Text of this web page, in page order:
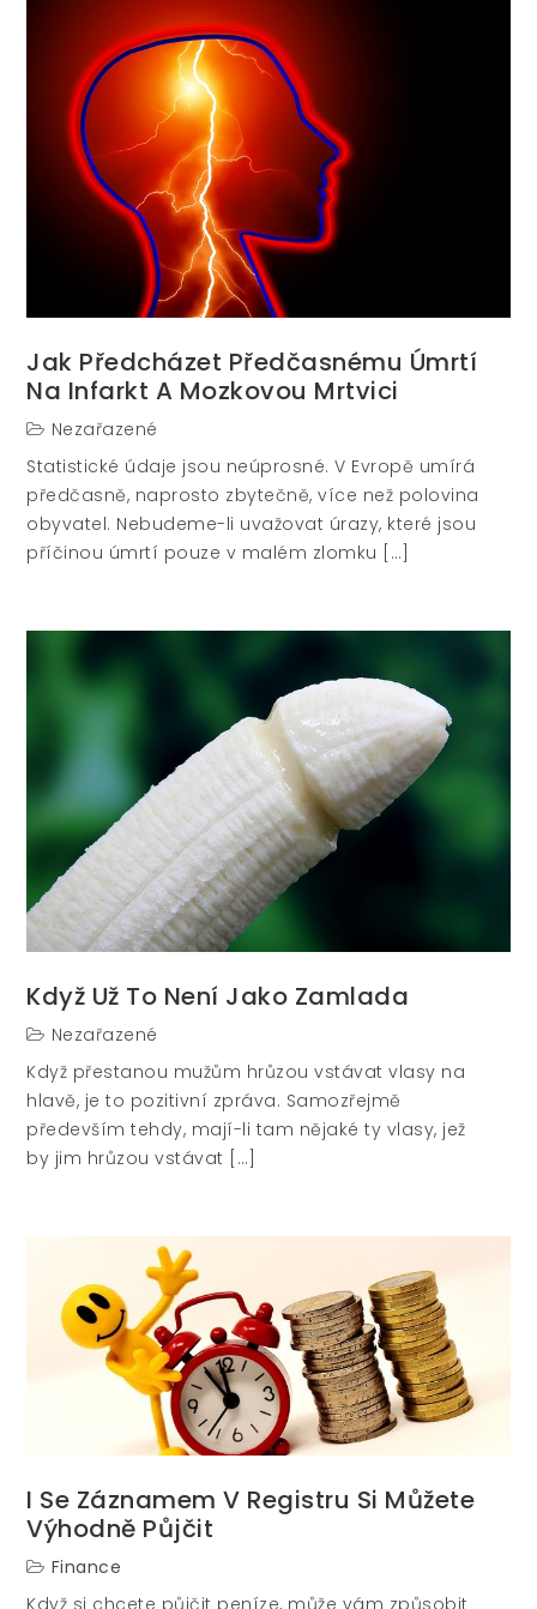
Jak Předcházet Předčasnému Úmrtí
Na Infarkt A Mozkovou Mrtvici
Nezařazené
Statistické údaje jsou neúprosné. V Evropě umírá
předčasně, naprosto zbytečně, více než polovina
obyvatel. Nebudeme-li uvažovat úrazy, které jsou
příčinou úmrtí pouze v malém zlomku […]
Když Už To Není Jako Zamlada
Nezařazené
Když přestanou mužům hrůzou vstávat vlasy na
hlavě, je to pozitivní zpráva. Samozřejmě
především tehdy, mají-li tam nějaké ty vlasy, jež
by jim hrůzou vstávat […]
I Se Záznamem V Registru Si Můžete
Výhodně Půjčit
Finance
Když si chcete půjčit peníze, může vám způsobit